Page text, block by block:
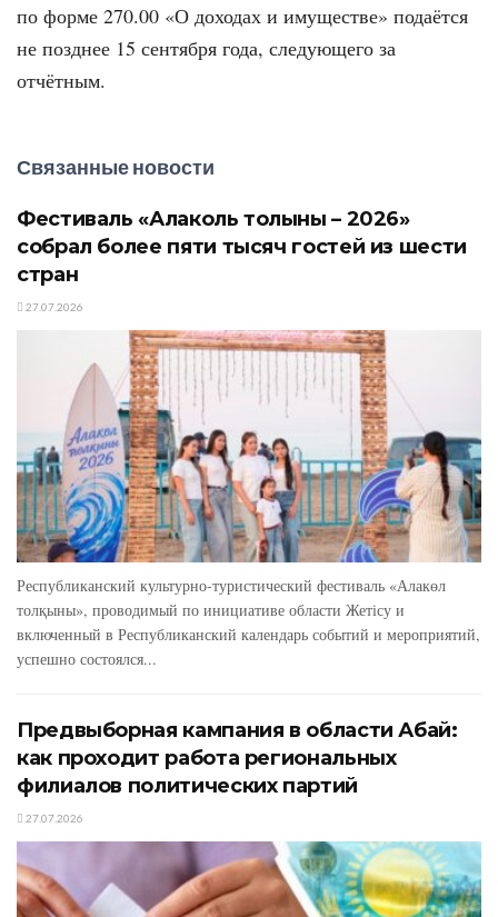
по форме 270.00 «О доходах и имуществе» подаётся
не позднее 15 сентября года, следующего за
отчётным.
Связанные новости
Фестиваль «Алаколь толқыны – 2026»
собрал более пяти тысяч гостей из шести
стран
27.07.2026
Республиканский культурно-туристический фестиваль «Алакөл
толқыны», проводимый по инициативе области Жетісу и
включенный в Республиканский календарь событий и мероприятий,
успешно состоялся...
Предвыборная кампания в области Абай:
как проходит работа региональных
филиалов политических партий
27.07.2026